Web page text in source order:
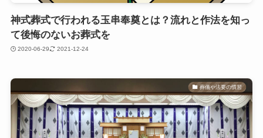
神式葬式で行われる玉串奉奠とは？流れと作法を知っ
て後悔のないお葬式を
2020-06-29 2021-12-24
葬儀や法要の慣習